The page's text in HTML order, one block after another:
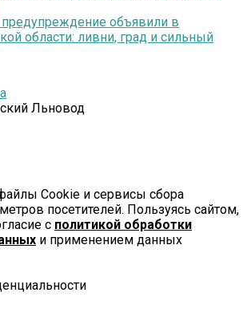
объявили в
области: ливни, град и сильный
Льновод
Cookie и сервисы сбора
посетителей. Пользуясь сайтом,
с политикой обработки
и применением данных